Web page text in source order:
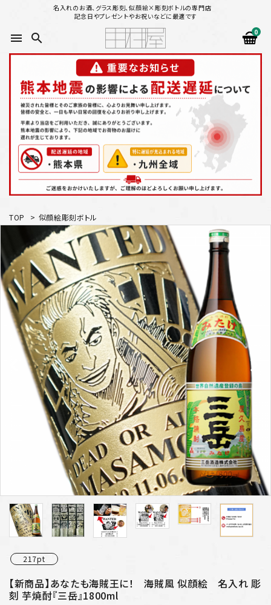
名入れのお酒、グラス彫刻、似顔絵×彫刻ボトルの専門店
記念日やプレゼントやお祝いなどに最適です
menu search 0
search
似顔絵から選ぶ
名入れ（縦書き）から選ぶ
名入れ（横書き）から選ぶ
配送方法
お支払方法
プライバシーポリシー
特定商取引法について
お問い合わせ
TOP > 似顔絵彫刻ボトル
217pt
【新商品】あなたも海賊王に！ 海賊風 似顔絵 名入れ 彫
刻 芋焼酎『三岳』1800ml